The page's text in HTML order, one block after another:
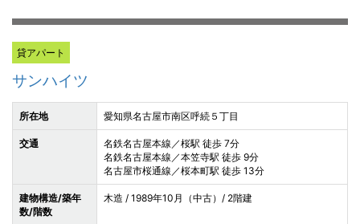
貸アパート
サンハイツ
所在地 愛知県名古屋市南区呼続５丁目
交通
名鉄名古屋本線／桜駅 徒歩 7分
名鉄名古屋本線／本笠寺駅 徒歩 9分
名古屋市桜通線／桜本町駅 徒歩 13分
建物構造/築年
数/階数
木造 / 1989年10月（中古）/ 2階建